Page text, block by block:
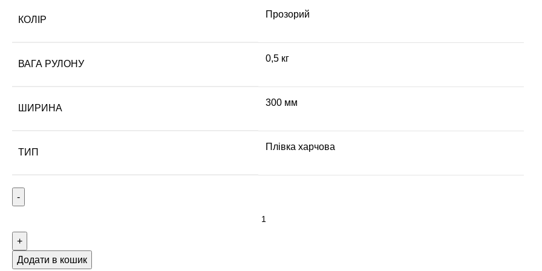
КОЛІР
Прозорий
ВАГА РУЛОНУ
0,5 кг
ШИРИНА
300 мм
ТИП
Плівка харчова
Додати в кошик